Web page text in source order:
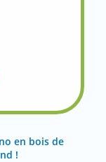
en bois de
!